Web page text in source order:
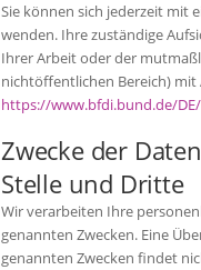
Sie können sich jederzeit mit
wenden. Ihre zuständige
Ihrer Arbeit oder der
nichtöffentlichen Bereich)
https://www.bfdi.bund.de/
Zwecke der
Stelle und Dritte
Wir verarbeiten Ihre
genannten Zwecken. Eine
genannten Zwecken findet